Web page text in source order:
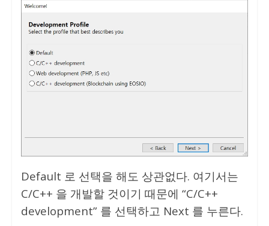
Default 로 선택을 해도 상관없다. 여기서는
C/C++ 을 개발할 것이기 때문에 “C/C++
development” 를 선택하고 Next 를 누른다.